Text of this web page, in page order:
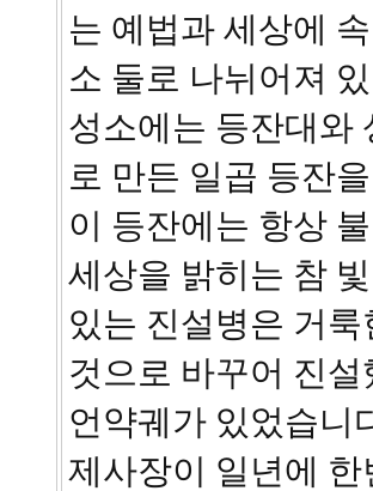
는 예법과 세상에
소 둘로 나뉘어져
성소에는 등잔대와
로 만든 일곱 등잔
이 등잔에는 항상
세상을 밝히는 참
있는 진설병은 거
것으로 바꾸어 진
언약궤가 있었습니
제사장이 일년에